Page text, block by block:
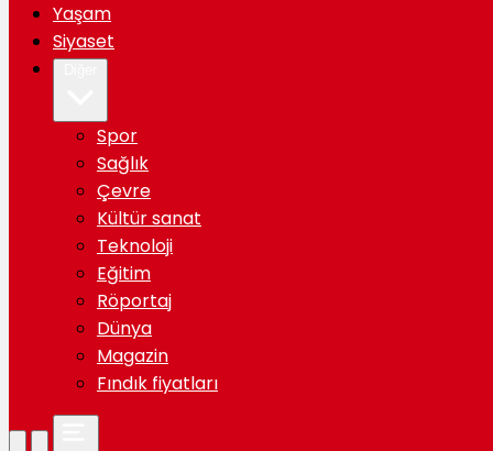
Yaşam
Siyaset
Spor
Sağlık
Çevre
Kültür sanat
Teknoloji
Eğitim
Röportaj
Dünya
Magazin
Fındık fiyatları